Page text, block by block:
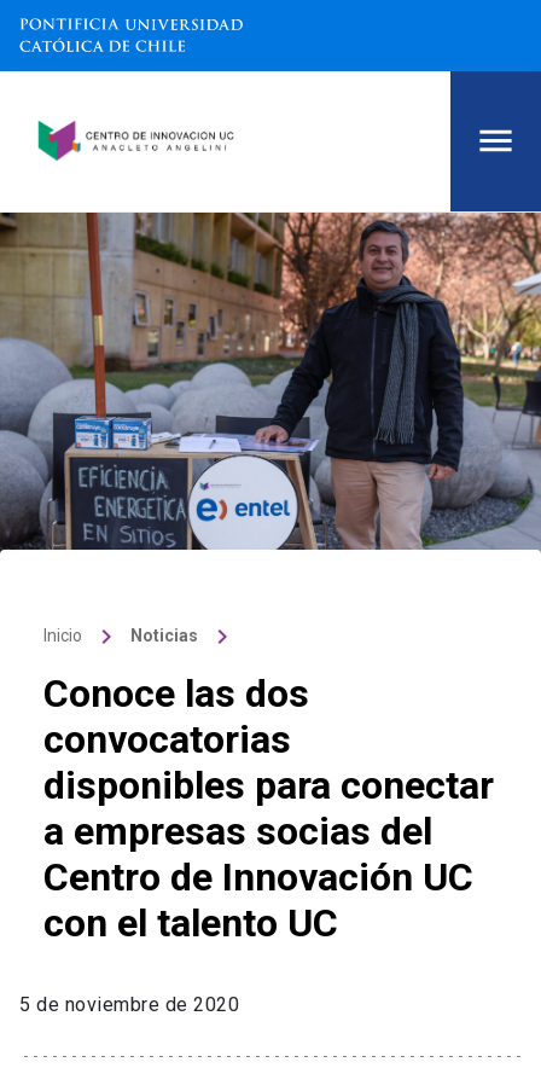
Inicio keyboard_arrow_right Noticias keyboard_arrow_right
Conoce las dos
convocatorias
disponibles para conectar
a empresas socias del
Centro de Innovación UC
con el talento UC
5 de noviembre de 2020